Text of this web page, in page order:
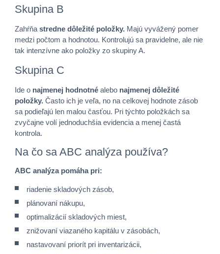
Skupina B
Zahŕňa stredne dôležité položky. Majú vyvážený pomer
medzi počtom a hodnotou. Kontrolujú sa pravidelne, ale nie
tak intenzívne ako položky zo skupiny A.
Skupina C
Ide o najmenej hodnotné alebo najmenej dôležité
položky. Často ich je veľa, no na celkovej hodnote zásob
sa podieľajú len malou časťou. Pri týchto položkách sa
zvyčajne volí jednoduchšia evidencia a menej častá
kontrola.
Na čo sa ABC analýza používa?
ABC analýza pomáha pri:
riadenie skladových zásob,
plánovaní nákupu,
optimalizácií skladových miest,
znižovaní viazaného kapitálu v zásobách,
nastavovaní priorít pri inventarizácii,